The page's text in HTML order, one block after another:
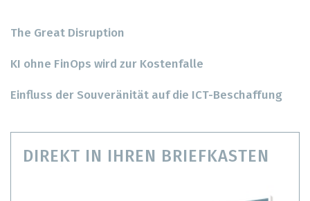
The Great Disruption
KI ohne FinOps wird zur Kostenfalle
Einfluss der Souveränität auf die ICT-Beschaffung
DIREKT IN IHREN BRIEFKASTEN